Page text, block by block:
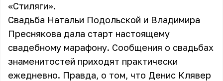
«Стиляги».
Свадьба Натальи Подольской и Владимира
Преснякова дала старт настоящему
свадебному марафону. Сообщения о свадьбах
знаменитостей приходят практически
ежедневно. Правда, о том, что Денис Клявер